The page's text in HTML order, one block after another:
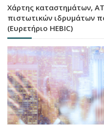
Χάρτης καταστημάτων,
πιστωτικών ιδρυμάτων
(Ευρετήριο HEBIC)